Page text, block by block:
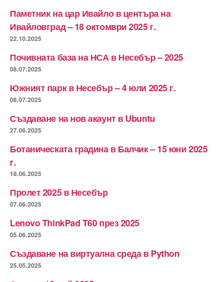
Паметник на цар Ивайло в центъра на
Ивайловград – 18 октомври 2025 г.
22.10.2025
Почивната база на НСА в Несебър – 2025
08.07.2025
Южният парк в Несебър – 4 юли 2025 г.
08.07.2025
Създаване на нов акаунт в Ubuntu
27.06.2025
Ботаническата градина в Балчик – 15 юни 2025
г.
18.06.2025
Пролет 2025 в Несебър
07.06.2025
Lenovo ThinkPad T60 през 2025
05.06.2025
Създаване на виртуална среда в Python
25.05.2025